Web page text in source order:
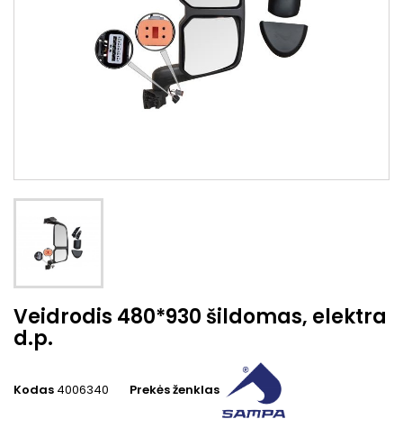
Veidrodis 480*930 šildomas, elektra
d.p.
Kodas 4006340 Prekės ženklas